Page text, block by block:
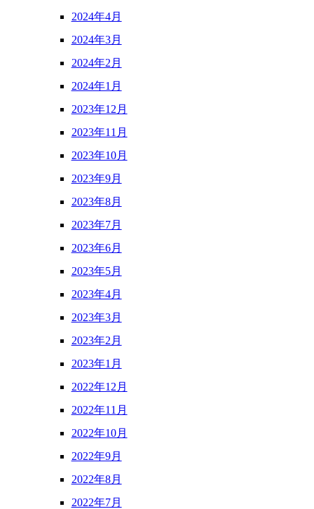
2024年4月
2024年3月
2024年2月
2024年1月
2023年12月
2023年11月
2023年10月
2023年9月
2023年8月
2023年7月
2023年6月
2023年5月
2023年4月
2023年3月
2023年2月
2023年1月
2022年12月
2022年11月
2022年10月
2022年9月
2022年8月
2022年7月